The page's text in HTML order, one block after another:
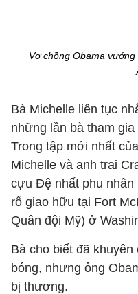
Vợ chồng Obama
Bà Michelle liên tục
những lần bà tham
Trong tập mới nhất
Michelle và anh trai
cựu Đệ nhất phu nhân
rổ giao hữu tại Fort
Quân đội Mỹ) ở
Bà cho biết đã
bóng, nhưng ông
bị thương.